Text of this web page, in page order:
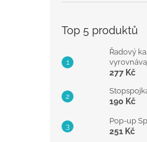
Top 5 produktů
Řadový
277 Kč
190 Kč
Pop-up
251 Kč